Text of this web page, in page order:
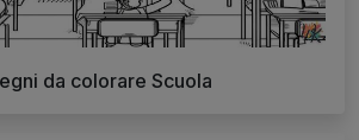
da colorare Scuola